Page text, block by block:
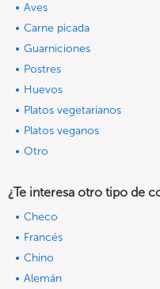
Aves
Carne picada
Guarniciones
Postres
Huevos
Platos vegetarianos
Platos veganos
Otro
¿Te interesa otro tipo de
Checo
Francés
Chino
Alemán